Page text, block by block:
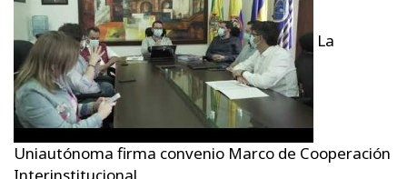
La
Uniautónoma firma convenio Marco de Cooperación